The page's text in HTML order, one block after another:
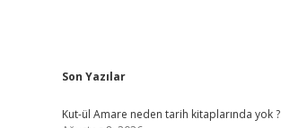
Sidebar
Son Yazılar
Kut-ül Amare neden tarih kitaplarında yok ?